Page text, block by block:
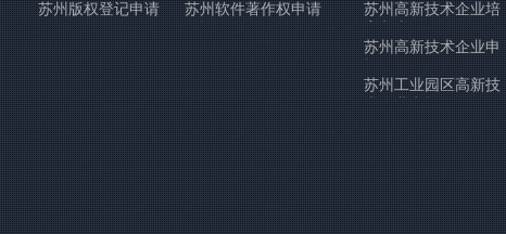
苏州版权登记申请
苏州软件著作权申请
登记
苏州高新技术企业培
育入库
苏州高新技术企业申
报
苏州工业园区高新技
术企业申报